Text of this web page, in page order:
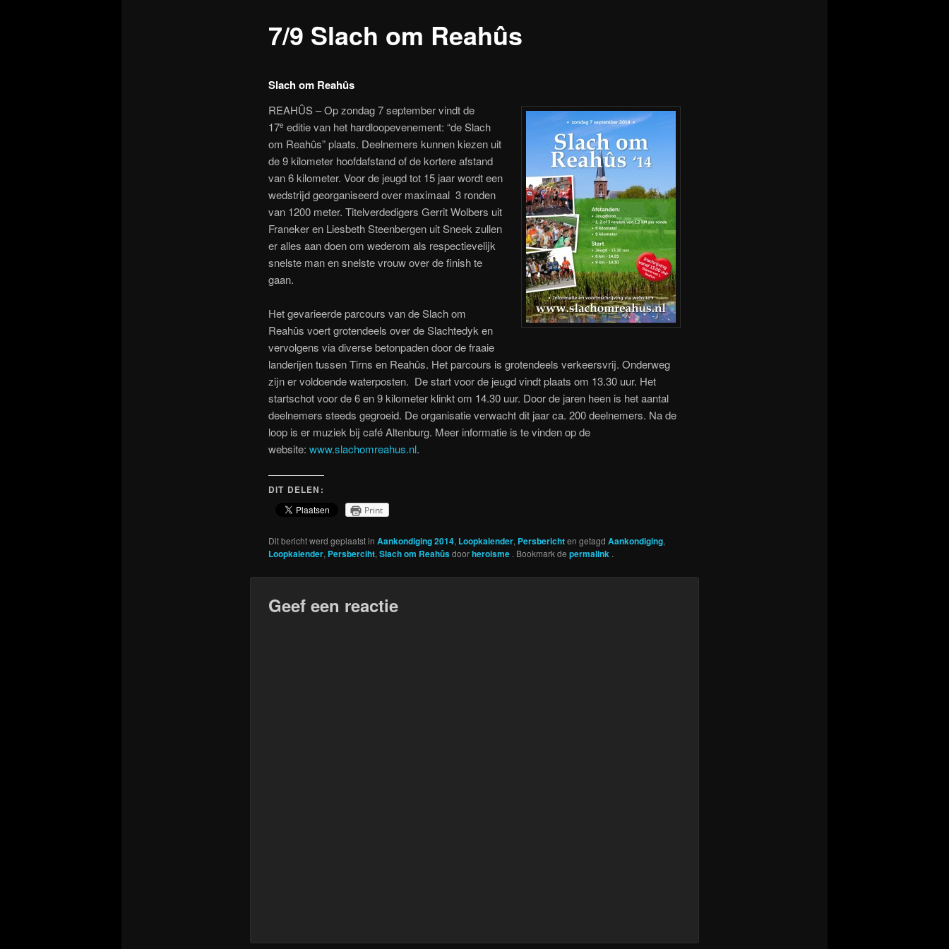
7/9 Slach om Reahûs
Slach om Reahûs
REAHÛS – Op zondag 7 september vindt de
17e editie van het hardloopevenement: “de Slach
om Reahûs” plaats. Deelnemers kunnen kiezen uit
de 9 kilometer hoofdafstand of de kortere afstand
van 6 kilometer. Voor de jeugd tot 15 jaar wordt een
wedstrijd georganiseerd over maximaal 3 ronden
van 1200 meter. Titelverdedigers Gerrit Wolbers uit
Franeker en Liesbeth Steenbergen uit Sneek zullen
er alles aan doen om wederom als respectievelijk
snelste man en snelste vrouw over de finish te
gaan.
Het gevarieerde parcours van de Slach om
Reahûs voert grotendeels over de Slachtedyk en
vervolgens via diverse betonpaden door de fraaie
landerijen tussen Tirns en Reahûs. Het parcours is grotendeels verkeersvrij. Onderweg
zijn er voldoende waterposten. De start voor de jeugd vindt plaats om 13.30 uur. Het
startschot voor de 6 en 9 kilometer klinkt om 14.30 uur. Door de jaren heen is het aantal
deelnemers steeds gegroeid. De organisatie verwacht dit jaar ca. 200 deelnemers. Na de
loop is er muziek bij café Altenburg. Meer informatie is te vinden op de
website: www.slachomreahus.nl.
DIT DELEN:
Print
Dit bericht werd geplaatst in Aankondiging 2014, Loopkalender, Persberichten getagd Aankondiging,
Loopkalender, Persberciht, Slach om Reahûsdoorheroisme . Bookmark de permalink .
Geef een reactie